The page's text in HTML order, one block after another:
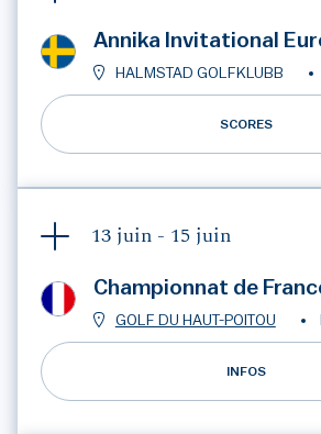
Annika Invitational
HALMSTAD GOLFKLUBB
SCORES
13 juin - 15 juin
Championnat de
GOLF DU HAUT-POITOU
INFOS